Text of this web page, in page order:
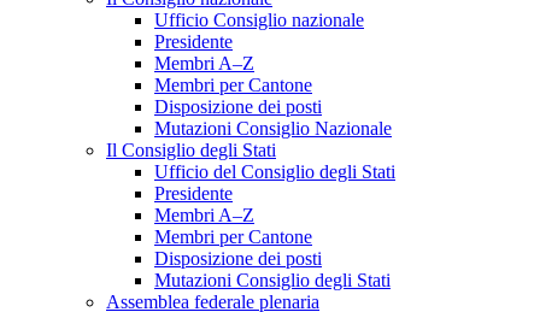
Ufficio Consiglio nazionale
Presidente
Membri A–Z
Membri per Cantone
Disposizione dei posti
Mutazioni Consiglio Nazionale
Il Consiglio degli Stati
Ufficio del Consiglio degli Stati
Presidente
Membri A–Z
Membri per Cantone
Disposizione dei posti
Mutazioni Consiglio degli Stati
Assemblea federale plenaria